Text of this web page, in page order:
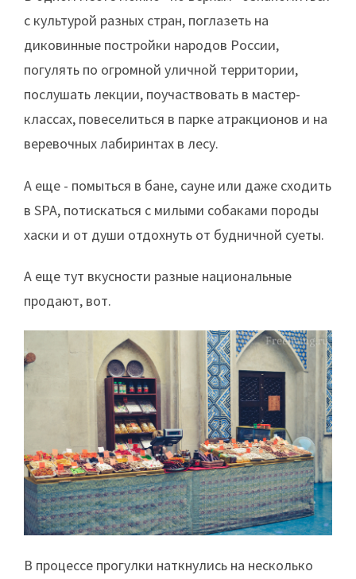
с культурой разных стран, поглазеть на
диковинные постройки народов России,
погулять по огромной уличной территории,
послушать лекции, поучаствовать в мастер-
классах, повеселиться в парке атракционов и на
веревочных лабиринтах в лесу.
А еще - помыться в бане, сауне или даже сходить
в SPA, потискаться с милыми собаками породы
хаски и от души отдохнуть от будничной суеты.
А еще тут вкусности разные национальные
продают, вот.
В процессе прогулки наткнулись на несколько